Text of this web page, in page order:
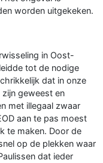
worden uitgekeken.
in Oost-
tot de nodige
dat in onze
geweest en
met illegaal zwaar
aan te pas moest
te maken. Door de
op de plekken waar
dat ieder